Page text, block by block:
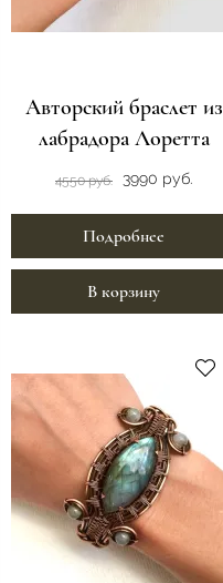
Авторский браслет из
лабрадора Лоретта
4550 руб. 3990 руб.
Подробнее
В корзину